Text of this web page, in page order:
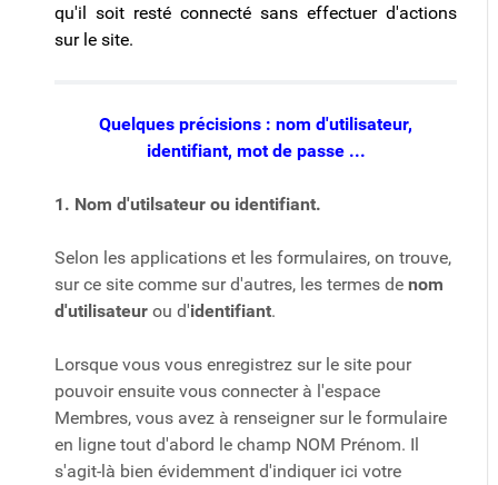
qu'il soit resté connecté sans effectuer d'actions
sur le site.
Quelques précisions : nom d'utilisateur,
identifiant, mot de passe ...
1. Nom d'utilsateur ou identifiant.
Selon les applications et les formulaires, on trouve,
sur ce site comme sur d'autres, les termes de nom
d'utilisateur ou d'identifiant.
Lorsque vous vous enregistrez sur le site pour
pouvoir ensuite vous connecter à l'espace
Membres, vous avez à renseigner sur le formulaire
en ligne tout d'abord le champ NOM Prénom. Il
s'agit-là bien évidemment d'indiquer ici votre